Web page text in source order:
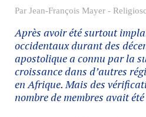
Par Jean-François Mayer -
Après avoir été surtout
occidentaux durant des
apostolique a connu par la
croissance dans d’autres
en Afrique. Mais des
nombre de membres avait